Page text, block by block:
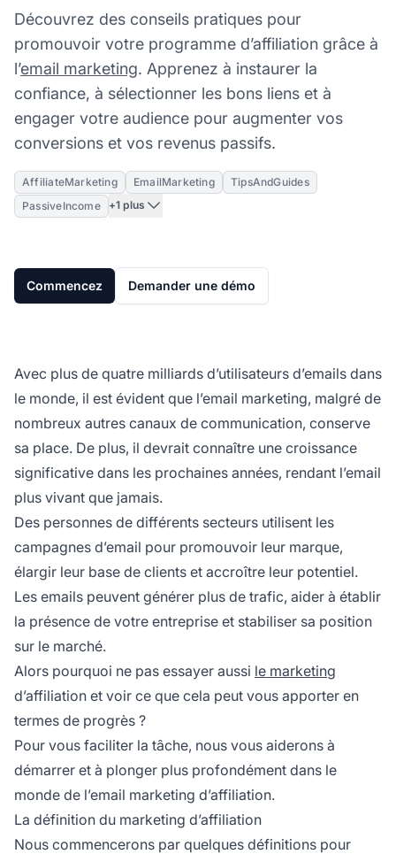
Découvrez des conseils pratiques pour
promouvoir votre programme d’affiliation grâce à
l’email marketing. Apprenez à instaurer la
confiance, à sélectionner les bons liens et à
engager votre audience pour augmenter vos
conversions et vos revenus passifs.
AffiliateMarketing EmailMarketing
TipsAndGuides
PassiveIncome
+1 plus
Commencez Demander une démo
Avec plus de quatre milliards d’utilisateurs d’emails dans
le monde, il est évident que l’email marketing, malgré de
nombreux autres canaux de communication, conserve
sa place. De plus, il devrait connaître une croissance
significative dans les prochaines années, rendant l’email
plus vivant que jamais.
Des personnes de différents secteurs utilisent les
campagnes d’email pour promouvoir leur marque,
élargir leur base de clients et accroître leur potentiel.
Les emails peuvent générer plus de trafic, aider à établir
la présence de votre entreprise et stabiliser sa position
sur le marché.
Alors pourquoi ne pas essayer aussi le marketing
d’affiliation et voir ce que cela peut vous apporter en
termes de progrès ?
Pour vous faciliter la tâche, nous vous aiderons à
démarrer et à plonger plus profondément dans le
monde de l’email marketing d’affiliation.
La définition du marketing d’affiliation
Nous commencerons par quelques définitions pour